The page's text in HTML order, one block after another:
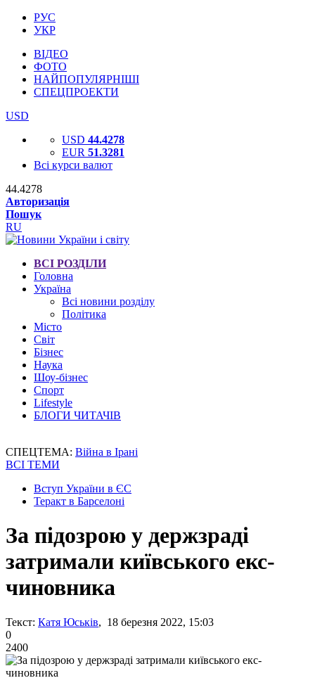
РУС
УКР
ВІДЕО
ФОТО
НАЙПОПУЛЯРНІШІ
СПЕЦПРОЕКТИ
USD
USD 44.4278
EUR 51.3281
Всі курси валют
44.4278
Авторизація
Пошук
RU
ВСІ РОЗДІЛИ
Головна
Україна
Всі новини розділу
Політика
Місто
Світ
Бізнес
Наука
Шоу-бізнес
Спорт
Lifestyle
БЛОГИ ЧИТАЧІВ
СПЕЦТЕМА: Війна в Ірані
ВСІ ТЕМИ
Вступ України в ЄС
Теракт в Барселоні
За підозрою у держзраді
затримали київського екс-
чиновника
Текст: Катя Юськів, 18 березня 2022, 15:03
0
2400